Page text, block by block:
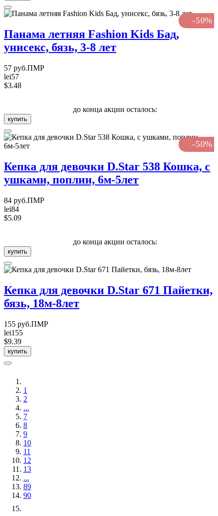
-50%
Панама летняя Fashion Kids Бад,
унисекс, бязь, 3-8 лет
57 руб.ПМР
lei57
$3.48
до конца акции осталось:
купить
-50%
Кепка для девочки D.Star 538 Кошка, с
ушками, поплин, 6м-5лет
84 руб.ПМР
lei84
$5.09
до конца акции осталось:
купить
Кепка для девочки D.Star 671 Пайетки,
бязь, 18м-8лет
155 руб.ПМР
lei155
$9.39
купить
1
2
...
7
8
9
10
11
12
13
...
89
90